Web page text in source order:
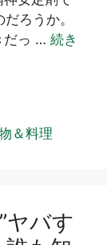
ろうか。
だっ … 続き
＆料理
ヤバす